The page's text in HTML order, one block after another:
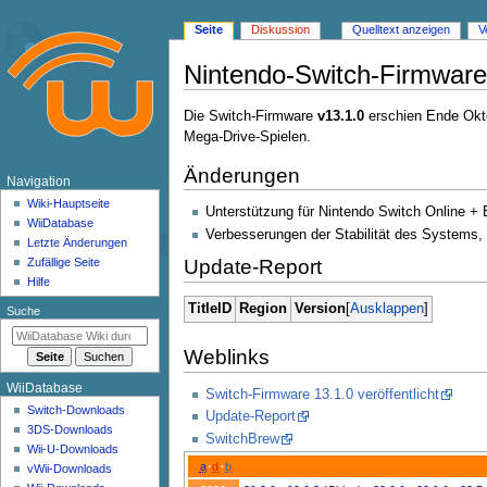
Nintendo-Switch-
Zur
Navigation
Zur
Suche
Die Switch-Firmware v13.1.0erschien Ende
Mega-Drive-Spielen.
Änderungen
Unterstützung für Nintendo Switch Online +
Verbesserungen der Stabilität des
Update-Report
TitleID Region Ausklappen
Version
Weblinks
Switch-Firmware 13.1.0 veröffentlicht
Update-Report
SwitchBrew
a d b
N
a
o
n
m
Seite Diskussion Quelltext anzeigen
Navigation
Wiki-Hauptseite
WiiDatabase
Letzte Änderungen
Zufällige Seite
Hilfe
Suche
WiiDatabase
Switch-Downloads
3DS-Downloads
Wii-U-Downloads
vWii-Downloads